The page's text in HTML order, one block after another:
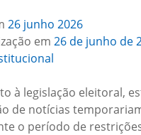
26 junho 2026
em 26 de junho de
à legislação eleitoral,
de notícias
o período de